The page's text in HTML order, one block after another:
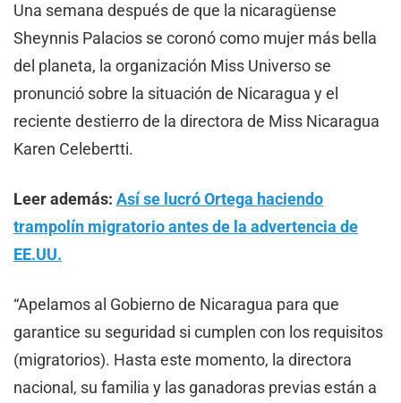
Una semana después de que la nicaragüense
Sheynnis Palacios se coronó como mujer más bella
del planeta, la organización Miss Universo se
pronunció sobre la situación de Nicaragua y el
reciente destierro de la directora de Miss Nicaragua
Karen Celebertti.
Leer además: Así se lucró Ortega haciendo
trampolín migratorio antes de la advertencia de
EE.UU.
“Apelamos al Gobierno de Nicaragua para que
garantice su seguridad si cumplen con los requisitos
(migratorios). Hasta este momento, la directora
nacional, su familia y las ganadoras previas están a